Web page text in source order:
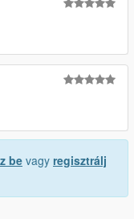
bevagy regisztrálj